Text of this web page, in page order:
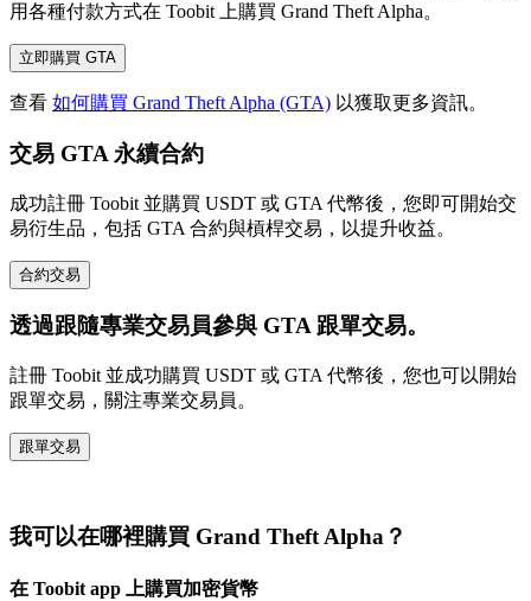
用各種付款方式在 Toobit 上購買 Grand Theft Alpha。
立即購買 GTA
查看 如何購買 Grand Theft Alpha (GTA) 以獲取更多資訊。
交易 GTA 永續合約
成功註冊 Toobit 並購買 USDT 或 GTA 代幣後，您即可開始交
易衍生品，包括 GTA 合約與槓桿交易，以提升收益。
合約交易
透過跟隨專業交易員參與 GTA 跟單交易。
註冊 Toobit 並成功購買 USDT 或 GTA 代幣後，您也可以開始
跟單交易，關注專業交易員。
跟單交易
我可以在哪裡購買 Grand Theft Alpha？
在 Toobit app 上購買加密貨幣